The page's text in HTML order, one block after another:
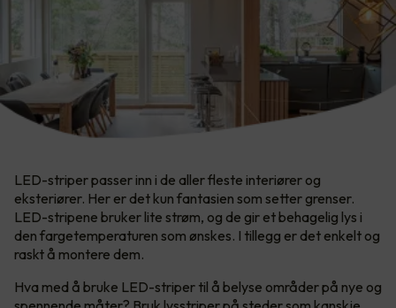
LED-striper passer inn i de aller fleste interiører og
eksteriører. Her er det kun fantasien som setter grenser.​
LED-stripene bruker lite strøm, og de gir et behagelig lys i
den fargetemperaturen som ønskes. I tillegg er det enkelt og
raskt å montere dem.​
Hva med å bruke LED-striper til å belyse områder på nye og